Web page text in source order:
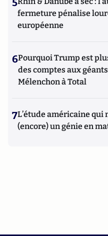
fermeture pénalise
européenne
6Pourquoi Trump est
des comptes aux
Mélenchon à Total
7L’étude américaine qui
(encore) un génie en